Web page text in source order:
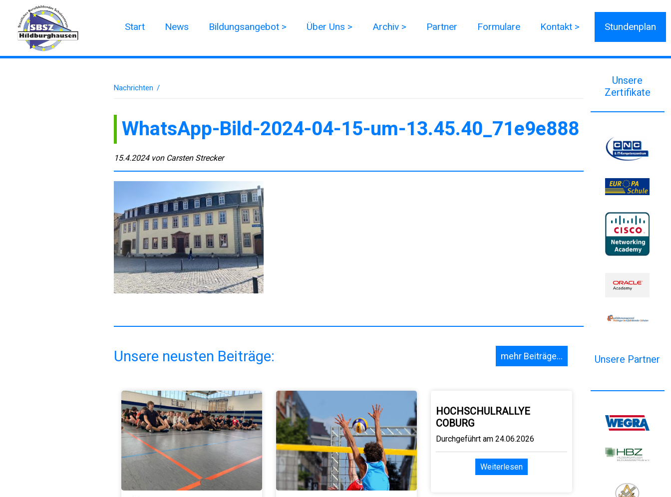
Start News Bildungsangebot > Über Uns > Archiv > Partner Formulare Kontakt > Stundenplan
Nachrichten /
WhatsApp-Bild-2024-04-15-um-13.45.40_71e9e888
15.4.2024 von Carsten Strecker
Unsere neusten Beiträge: mehr Beiträge...
HOCHSCHULRALLYE
COBURG
Durchgeführt am 24.06.2026
Weiterlesen
Unsere
Zertifikate
Unsere Partner